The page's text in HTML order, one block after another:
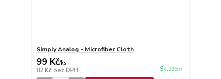
Simply Analog - Microfiber Cloth
99 Kč/ks
82 Kč bez DPH Skladem